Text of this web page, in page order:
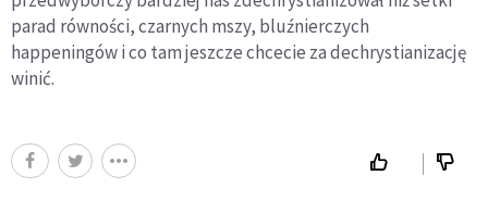
parad równości, czarnych mszy, bluźnierczych
happeningów i co tam jeszcze chcecie za dechrystianizację
winić.